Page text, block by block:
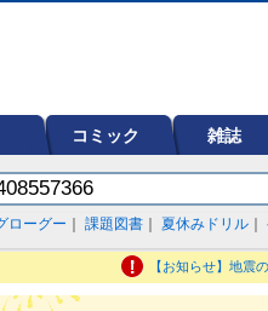
コミック 雑誌
ローグー 課題図書 夏休みドリル
【お知らせ】地震